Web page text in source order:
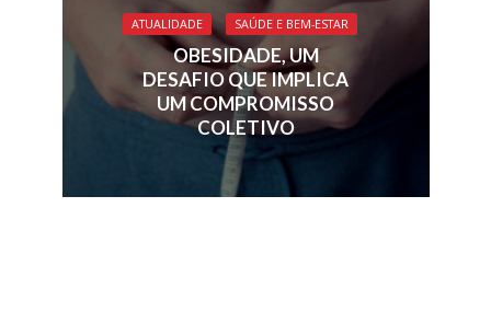
ATUALIDADE SAÚDE E BEM-ESTAR
OBESIDADE, UM
DESAFIO QUE IMPLICA
UM COMPROMISSO
COLETIVO